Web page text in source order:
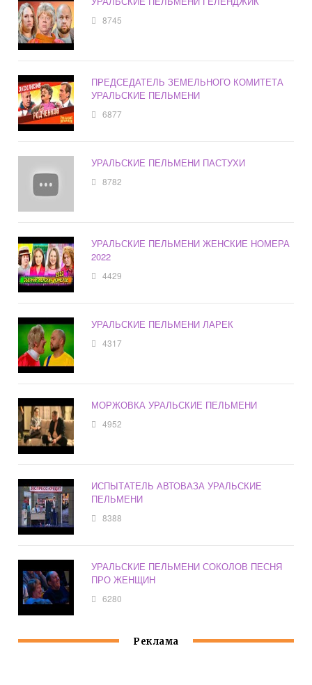
8745
ПРЕДСЕДАТЕЛЬ ЗЕМЕЛЬНОГО КОМИТЕТА
УРАЛЬСКИЕ ПЕЛЬМЕНИ
6877
УРАЛЬСКИЕ ПЕЛЬМЕНИ ПАСТУХИ
8782
УРАЛЬСКИЕ ПЕЛЬМЕНИ ЖЕНСКИЕ НОМЕРА
2022
4429
УРАЛЬСКИЕ ПЕЛЬМЕНИ ЛАРЕК
4317
МОРЖОВКА УРАЛЬСКИЕ ПЕЛЬМЕНИ
4952
ИСПЫТАТЕЛЬ АВТОВАЗА УРАЛЬСКИЕ
ПЕЛЬМЕНИ
8388
УРАЛЬСКИЕ ПЕЛЬМЕНИ СОКОЛОВ ПЕСНЯ
ПРО ЖЕНЩИН
6280
Реклама